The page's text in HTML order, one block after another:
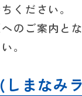
ください。
のご案内とな
。
まなみ